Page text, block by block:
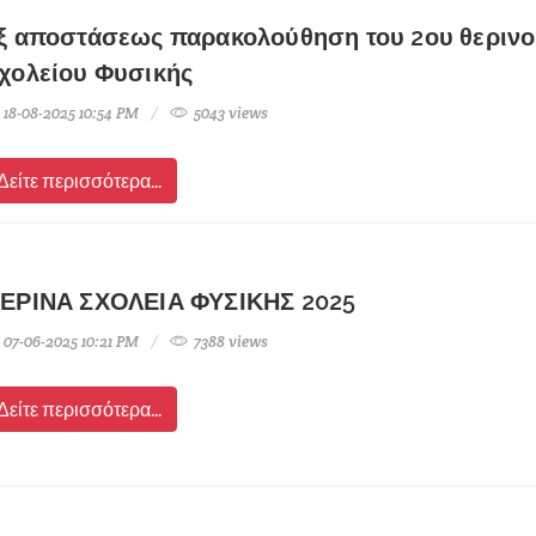
αποστάσεως παρακολούθηση του 2ου
Φυσικής
18-08-2025 10:54 PM 5043 views
περισσότερα...
ΣΧΟΛΕΙΑ ΦΥΣΙΚΗΣ 2025
07-06-2025 10:21 PM 7388 views
περισσότερα...
Γίνε κι εσύ εισηγητής 16-
18 Δεκεμβρίου 2022
21ο Πανελλήνιο